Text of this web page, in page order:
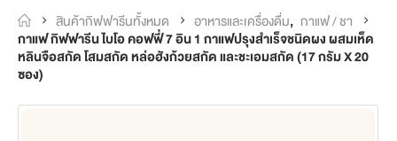
สินค้ากิฟฟารีนทั้งหมด อาหารและเครื่องดื่ม, กาแฟ / ชา
กาแฟ กิฟฟารีน ไบโอ คอฟฟี่ 7 อิน 1 กาแฟปรุงสำเร็จชนิดผง ผสมเห็ด
หลินจือสกัด โสมสกัด หล่อฮังก้วยสกัด และชะเอมสกัด (17 กรัม X 20
ซอง)